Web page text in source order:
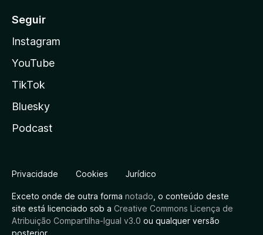
Seguir
Instagram
YouTube
TikTok
Bluesky
Podcast
Privacidade Cookies Jurídico
Exceto onde de outra forma notado , o conteúdo deste
site está licenciado sob a Creative Commons Licença de
Atribuição Compartilha-Igual v3.0 ou qualquer versão
posterior.